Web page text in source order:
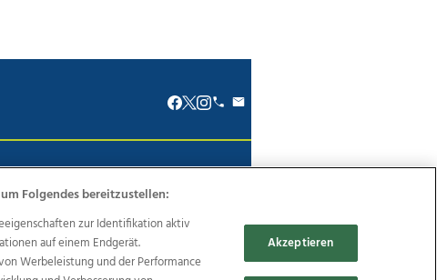
Folgendes bereitzustellen:
zur Identifikation aktiv
auf einem Endgerät.
Werbeleistung und der Performance
Akzeptieren